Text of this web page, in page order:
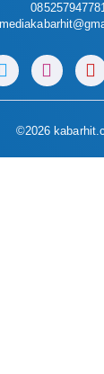
085257947781
©2026